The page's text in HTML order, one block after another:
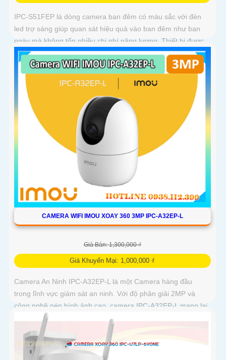
IPC-S51FEP là dòng camera ban đêm có màu sắc với đèn
led trợ sáng giúp quan sát hiệu quả vào ban đêm như ban
ngày mà không tốn nhiều chi phí năng lượng. Thiết bị được
trang bị...
CAMERA WIFI IMOU XOAY 360 3MP IPC-A32EP-L
Giá Bán: 1,300,000 ₫
Giá Khuyến Mại: 1,000,000 ₫
Camera An Ninh IPC-A32EP-L là một Camera hàng đầu
trong lĩnh vực giám sát an ninh. Với độ phân giải 2MP và
công nghệ nén hình ảnh cao, camera IPC-A32EP-L mang lại
hình ảnh sắc nét và chất lượng cao